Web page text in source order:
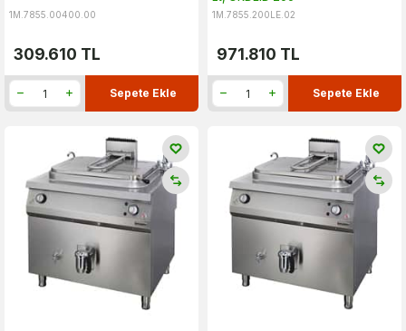
1M.7855.00400.00
309.610 TL
Sepete Ekle
1M.7855.200LE.02
971.810 TL
Sepete Ekle